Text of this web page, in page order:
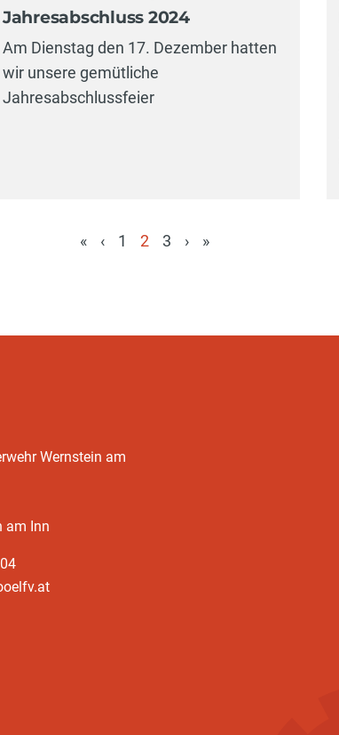
Jahresabschluss 2024
Am Dienstag den 17. Dezember hatten
wir unsere gemütliche
Jahresabschlussfeier
« ‹ 1
2
3 › »
Wernstein am
am Inn